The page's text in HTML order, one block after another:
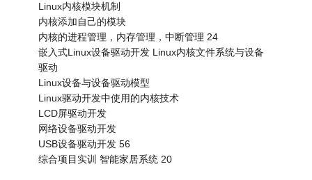
Linux内核模块机制
内核添加自己的模块
内核的进程管理，内存管理，中断管理 24
嵌入式Linux设备驱动开发 Linux内核文件系统与设备
驱动
Linux设备与设备驱动模型
Linux驱动开发中使用的内核技术
LCD屏驱动开发
网络设备驱动开发
USB设备驱动开发 56
综合项目实训 智能家居系统 20